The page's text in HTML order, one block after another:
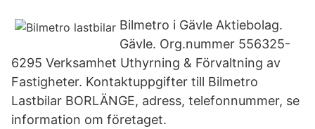
Bilmetro i Gävle Aktiebolag.
Gävle. Org.nummer 556325-
6295 Verksamhet Uthyrning & Förvaltning av
Fastigheter. Kontaktuppgifter till Bilmetro
Lastbilar BORLÄNGE, adress, telefonnummer, se
information om företaget.